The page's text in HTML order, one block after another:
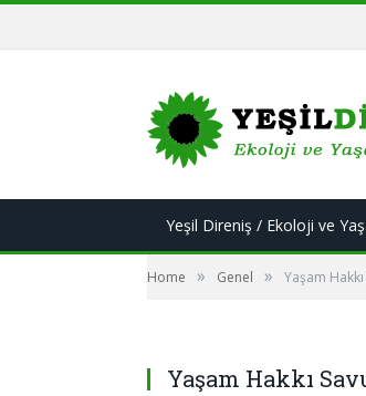
Yeşil Direniş / Ekoloji ve
Home » Genel » Yaşam
Yaşam Hakkı